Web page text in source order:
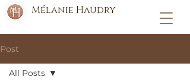
Mélanie Haudry
Post
All Posts